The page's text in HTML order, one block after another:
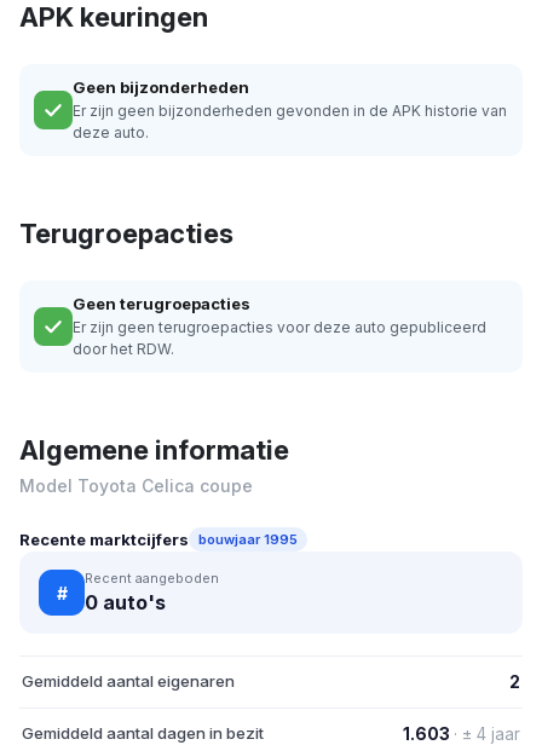
APK keuringen
Geen bijzonderheden
Er zijn geen bijzonderheden gevonden in de APK historie van
deze auto.
Terugroepacties
Geen terugroepacties
Er zijn geen terugroepacties voor deze auto gepubliceerd
door het RDW.
Algemene informatie
Model Toyota Celica coupe
Recente marktcijfers bouwjaar 1995
#
Recent aangeboden
0 auto's
Gemiddeld aantal eigenaren 2
Gemiddeld aantal dagen in bezit 1.603 · ± 4 jaar